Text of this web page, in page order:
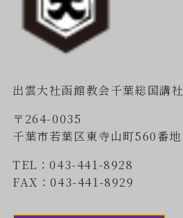
出雲大社函館教会千葉総国講社
〒264-0035
千葉市若葉区東寺山町560番地
TEL：043-441-8928
FAX：043-441-8929